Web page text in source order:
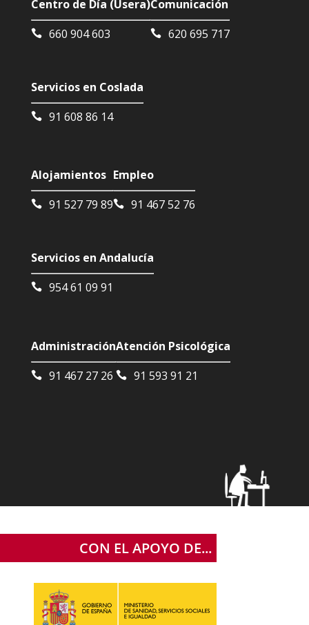
Centro de Día (Usera)
660 904 603
Comunicación
620 695 717
Servicios en Coslada
91 608 86 14
Alojamientos
91 527 79 89
Empleo
91 467 52 76
Servicios en Andalucía
954 61 09 91
Administración
91 467 27 26
Atención Psicológica
91 593 91 21
CON EL APOYO DE...